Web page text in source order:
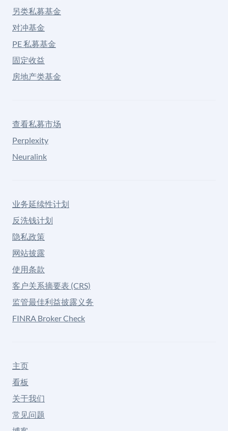
另类私募基金
对冲基金
PE 私募基金
固定收益
房地产类基金
查看私募市场
Perplexity
Neuralink
业务延续性计划
反洗钱计划
隐私政策
网站披露
使用条款
客户关系摘要表 (CRS)
监管最佳利益披露义务
FINRA Broker Check
主页
看板
关于我们
常见问题